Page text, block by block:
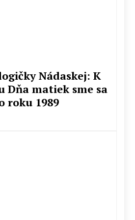
Nádaskej: K
Dňa matiek sme sa
roku 1989